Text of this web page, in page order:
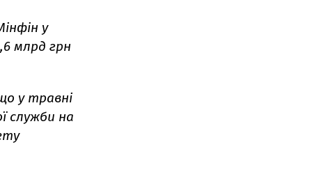
у
млрд грн
у травні
служби на